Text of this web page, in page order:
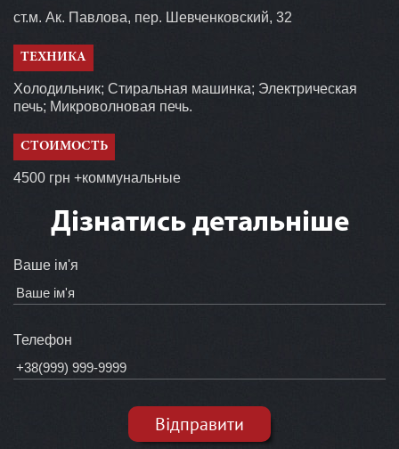
ст.м. Ак. Павлова, пер. Шевченковский, 32
ТЕХНИКА
Холодильник; Стиральная машинка; Электрическая
печь; Микроволновая печь.
СТОИМОСТЬ
4500 грн +коммунальные
Дізнатись детальніше
Ваше ім'я
Телефон
Відправити